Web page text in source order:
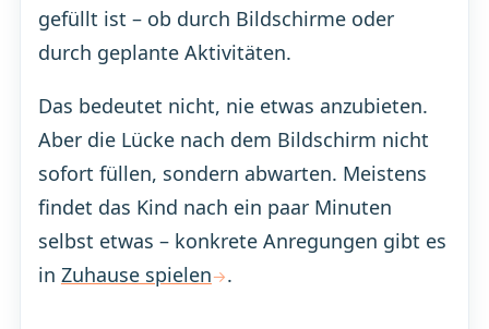
gefüllt ist – ob durch Bildschirme oder
durch geplante Aktivitäten.
Das bedeutet nicht, nie etwas anzubieten.
Aber die Lücke nach dem Bildschirm nicht
sofort füllen, sondern abwarten. Meistens
findet das Kind nach ein paar Minuten
selbst etwas – konkrete Anregungen gibt es
in Zuhause spielen .